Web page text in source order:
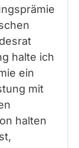
halte ich
ein
mit
halten